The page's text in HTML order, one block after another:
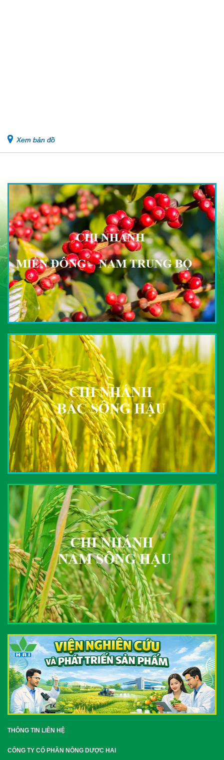
Xem bản đồ
THÔNG TIN LIÊN HỆ
CÔNG TY CỔ PHẦN NÔNG DƯỢC HAI